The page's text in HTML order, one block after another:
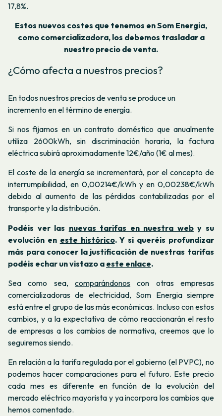
17,8%.
Estos nuevos costes que tenemos en Som Energia,
como comercializadora, los debemos trasladar a
nuestro precio de venta.
¿Cómo afecta a nuestros precios?
En todos nuestros precios de venta se produce un
incremento en el término de energía.
Si nos fijamos en un contrato doméstico que anualmente
utiliza 2600kWh, sin discriminación horaria, la factura
eléctrica subirá aproximadamente 12€/año (1€ al mes).
El coste de la energía se incrementará, por el concepto de
interrumpibilidad, en 0,00214€/kWh y en 0,00238€/kWh
debido al aumento de las pérdidas contabilizadas por el
transporte y la distribución.
Podéis ver las nuevas tarifas en nuestra weby su
evolución en este histórico. Y si queréis profundizar
más para conocer la justificación de nuestras tarifas
podéis echar un vistazo a este enlace.
Sea como sea, comparándonos con otras empresas
comercializadoras de electricidad, Som Energia siempre
está entre el grupo de las más económicas. Incluso con estos
cambios, y a la expectativa de cómo reaccionarán el resto
de empresas a los cambios de normativa, creemos que lo
seguiremos siendo.
En relación a la tarifa regulada por el gobierno (el PVPC), no
podemos hacer comparaciones para el futuro. Este precio
cada mes es diferente en función de la evolución del
mercado eléctrico mayorista y ya incorpora los cambios que
hemos comentado.